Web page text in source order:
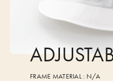
FRAME MATERIAL : N/A